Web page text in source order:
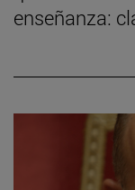
enseñanza: